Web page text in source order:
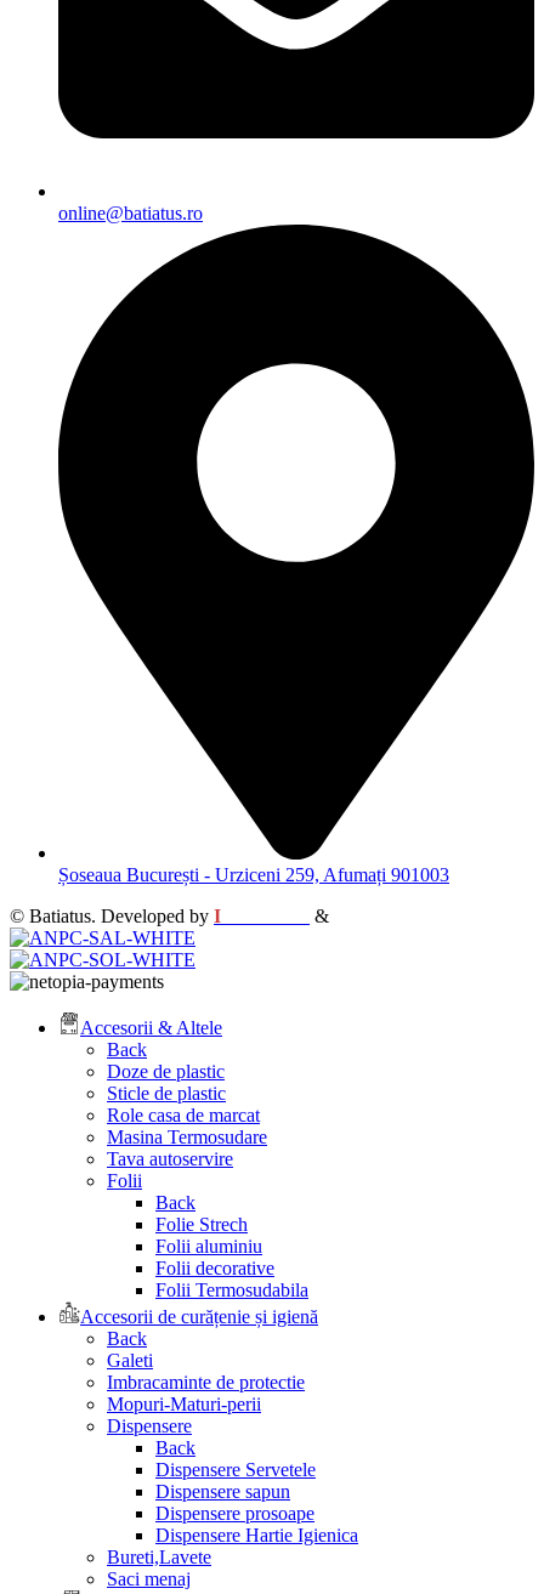
online@batiatus.ro
Șoseaua București - Urziceni 259, Afumați 901003
© Batiatus. Developed by I &
Accesorii & Altele
Back
Doze de plastic
Sticle de plastic
Role casa de marcat
Masina Termosudare
Tava autoservire
Folii
Back
Folie Strech
Folii aluminiu
Folii decorative
Folii Termosudabila
Accesorii de curățenie și igienă
Back
Galeti
Imbracaminte de protectie
Mopuri-Maturi-perii
Dispensere
Back
Dispensere Servetele
Dispensere sapun
Dispensere prosoape
Dispensere Hartie Igienica
Bureti,Lavete
Saci menaj